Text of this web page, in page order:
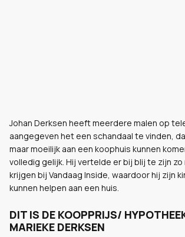
Johan Derksen heeft meerdere malen op
aangegeven het een schandaal te vinden,
maar moeilijk aan een koophuis kunnen
volledig gelijk. Hij vertelde er bij blij te zijn
krijgen bij Vandaag Inside, waardoor hij zijn
kunnen helpen aan een huis.
DIT IS DE KOOPPRIJS/
MARIEKE DERKSEN